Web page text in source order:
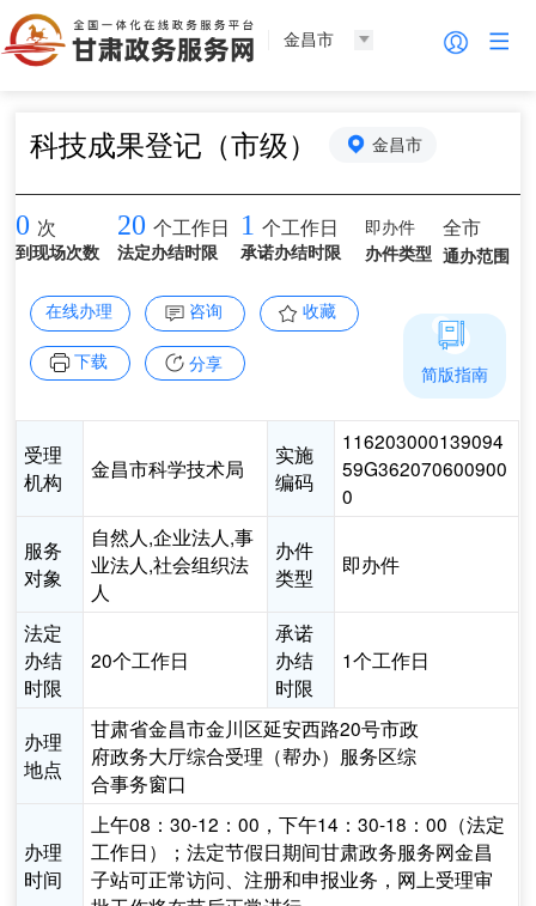
金昌市
科技成果登记（市级） 金昌市
0 次
到现场次数
20 个工作日
法定办结时限
1 个工作日
承诺办结时限
即办件
办件类型
全市
通办范围
在线办理 咨询 收藏
下载 分享
受理
机构
金昌市科学技术局
实施
编码
116203000139094
59G362070600900
0
服务
对象
自然人,企业法人,事
业法人,社会组织法
人
办件
类型
即办件
法定
办结
时限
20个工作日
承诺
办结
时限
1个工作日
办理
地点
甘肃省金昌市金川区延安西路20号市政
府政务大厅综合受理（帮办）服务区综
合事务窗口
办理
时间
上午08：30-12：00，下午14：30-18：00（法定
工作日）；法定节假日期间甘肃政务服务网金昌
子站可正常访问、注册和申报业务，网上受理审
简版指南